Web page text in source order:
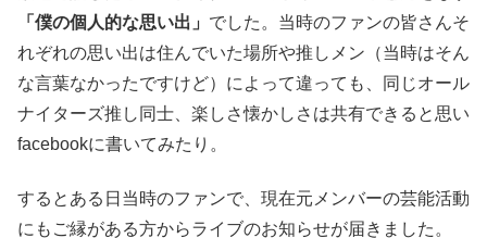
「僕の個人的な思い出」 でした。当時のファンの皆さんそ
れぞれの思い出は住んでいた場所や推しメン（当時はそん
な言葉なかったですけど）によって違っても、同じオール
ナイターズ推し同士、楽しさ懐かしさは共有できると思い
facebookに書いてみたり。
するとある日当時のファンで、現在元メンバーの芸能活動
にもご縁がある方からライブのお知らせが届きました。